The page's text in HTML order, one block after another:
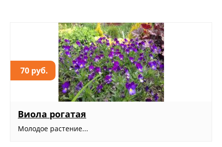
70 руб.
Виола рогатая
Молодое растение...